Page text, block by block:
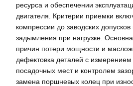
ресурса и обеспечении
двигателя. Критерии приемки
компрессии до заводских допусков
задымления при нагрузке.
причин потери мощности и
дефектовка деталей с измерением
посадочных мест и контролем
замена поршневых колец при